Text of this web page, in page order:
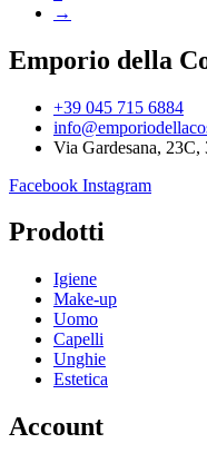
→
Emporio della
+39 045 715 6884
Via Gardesana,
Facebook Instagram
Prodotti
Igiene
Make-up
Uomo
Capelli
Unghie
Estetica
Account